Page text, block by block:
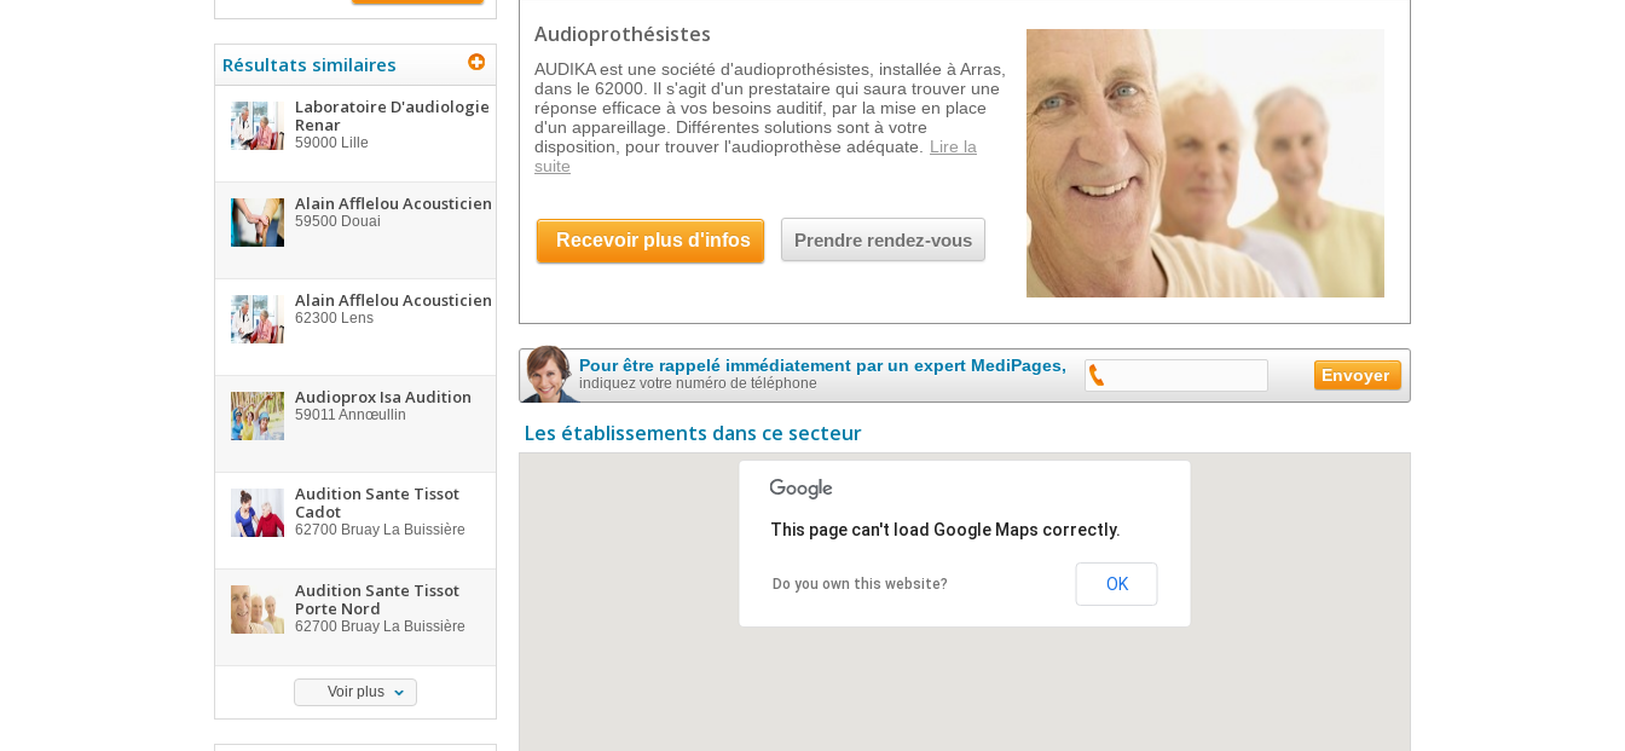
Résultats similaires
Laboratoire D'audiologie
Renar
59000 Lille
Alain Afflelou Acousticien
59500 Douai
Alain Afflelou Acousticien
62300 Lens
Audioprox Isa Audition
59011 Annœullin
Audition Sante Tissot
Cadot
62700 Bruay La Buissière
Audition Sante Tissot
Porte Nord
62700 Bruay La Buissière
Voir plus
Audioprothésistes
AUDIKA est une société d'audioprothésistes, installée à Arras,
dans le 62000. Il s'agit d'un prestataire qui saura trouver une
réponse efficace à vos besoins auditif, par la mise en place
d'un appareillage. Différentes solutions sont à votre
disposition, pour trouver l'audioprothèse adéquate.
Lire la
suite
Recevoir plus d'infos Prendre rendez-vous
Pour être rappelé immédiatement par un expert MediPages,
indiquez votre numéro de téléphone
Les établissements dans ce secteur
This page can't load Google Maps correctly.
Do you own this website? OK